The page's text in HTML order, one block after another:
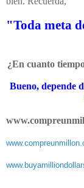
"Toda meta
¿En cuanto
Bueno, depende